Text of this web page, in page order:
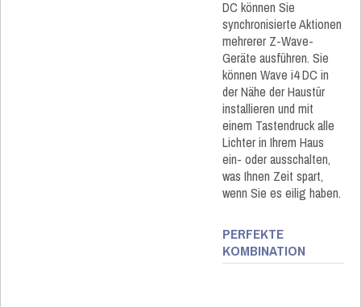
DC können Sie
synchronisierte Aktionen
mehrerer Z-Wave-
Geräte ausführen. Sie
können Wave i4 DC in
der Nähe der Haustür
installieren und mit
einem Tastendruck alle
Lichter in Ihrem Haus
ein- oder ausschalten,
was Ihnen Zeit spart,
wenn Sie es eilig haben.
PERFEKTE
KOMBINATION